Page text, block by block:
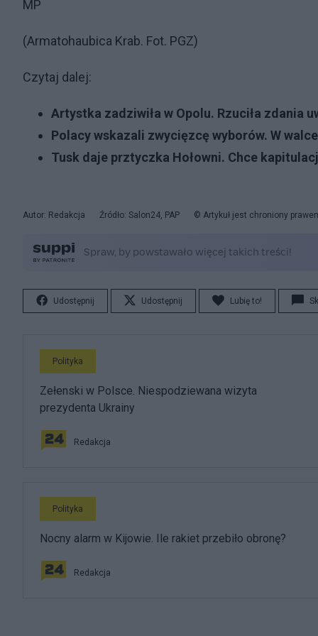
MP
(Armatohaubica Krab. Fot. PGZ)
Czytaj dalej:
Artystka zadziwiła w Opolu. Rzuciła zdania
Polacy wskazali zwycięzcę wyborów. W
Tusk daje prztyczka Hołowni. Chce
Autor: Redakcja Źródło: Salon24, PAP © Artykuł jest chroniony
Udostępnij Udostępnij Lubię to!
Polityka
Zełenski w Polsce. Niespodziewana wizyta
prezydenta Ukrainy
Redakcja
Polityka
Nocny alarm w Kijowie. Ile rakiet przebiło obronę?
Redakcja